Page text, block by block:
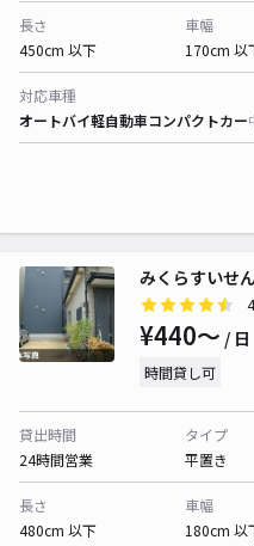
長さ
450cm 以下
車幅
170cm 以
対応車種
オートバイ軽自動車コンパクトカー
みくらすいせ
¥440〜 / 日
時間貸し可
貸出時間
24時間営業
タイプ
平置き
長さ
480cm 以下
車幅
180cm 以